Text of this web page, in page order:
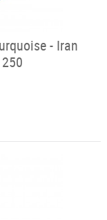
- Iran